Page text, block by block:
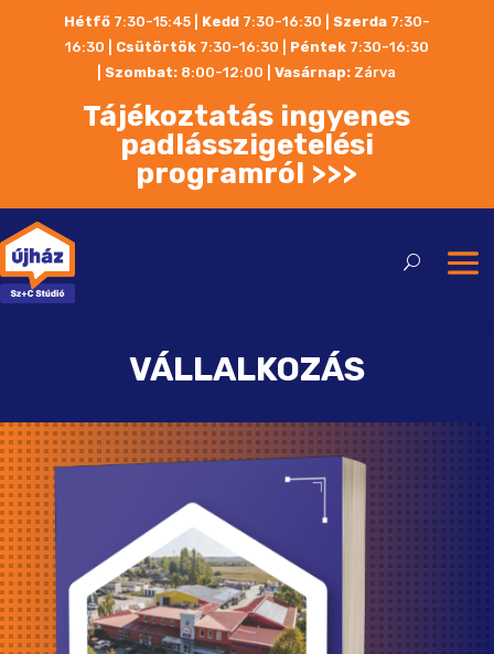
Hétfő7:30-15:45 | Kedd7:30-16:30 | Szerda7:30-
16:30 | Csütörtök7:30-16:30 | Péntek7:30-16:30
|Szombat: 8:00-12:00 |Vasárnap: Zárva
Tájékoztatás ingyenes
padlásszigetelési
programról >>>
VÁLLALKOZÁS